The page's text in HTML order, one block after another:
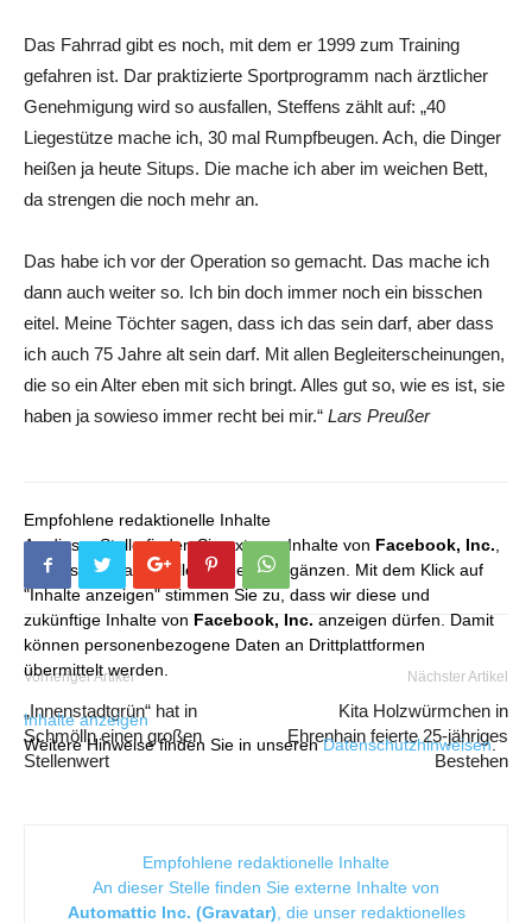
Das Fahrrad gibt es noch, mit dem er 1999 zum Training
gefahren ist. Dar praktizierte Sportprogramm nach ärztlicher
Genehmigung wird so ausfallen, Steffens zählt auf: „40
Liegestütze mache ich, 30 mal Rumpfbeugen. Ach, die Dinger
heißen ja heute Situps. Die mache ich aber im weichen Bett,
da strengen die noch mehr an.
Das habe ich vor der Operation so gemacht. Das mache ich
dann auch weiter so. Ich bin doch immer noch ein bisschen
eitel. Meine Töchter sagen, dass ich das sein darf, aber dass
ich auch 75 Jahre alt sein darf. Mit allen Begleiterscheinungen,
die so ein Alter eben mit sich bringt. Alles gut so, wie es ist, sie
haben ja sowieso immer recht bei mir.“ Lars Preußer
Empfohlene redaktionelle Inhalte
An dieser Stelle finden Sie externe Inhalte von Facebook, Inc.
die unser redaktionelles Angebot ergänzen. Mit dem Klick auf
"Inhalte anzeigen" stimmen Sie zu, dass wir diese und
zukünftige Inhalte von Facebook, Inc. anzeigen dürfen. Damit
können personenbezogene Daten an Drittplattformen
übermittelt werden.
Inhalte anzeigen
Weitere Hinweise finden Sie in unserenDatenschutzhinweisen.
Vorheriger Artikel
„Innenstadtgrün“ hat in
Schmölln einen großen
Stellenwert
Nächster Artikel
Kita Holzwürmchen in
Ehrenhain feierte 25-jähriges
Bestehen
Empfohlene redaktionelle Inhalte
An dieser Stelle finden Sie externe Inhalte von
Automattic Inc. (Gravatar) , die unser redaktionelles